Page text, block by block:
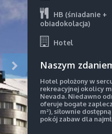
HB (śniadanie +
obiadokolacja)
Hotel
Naszym
Hotel położony w
rekreacyjnej okolicy
Nevada. Niedawno
oferuje bogate
m²), siłownie
pokój zabaw dla